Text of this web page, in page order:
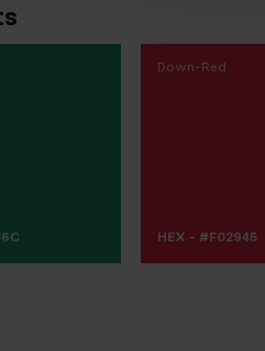
Down-Red
HEX - #F02945